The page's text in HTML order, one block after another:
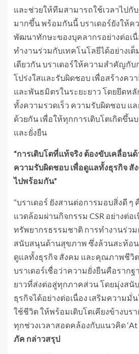
และช่วยให้ทีมสามารถใช้เวลาไป
มากขึ้น พร้อมกันนี้ บราเดอร์ยังให้
พัฒนาทักษะของบุคลากรอย่างต่อเนื่
ทำงานร่วมกับเทคโนโลยีได้อย่างเ
เดียวกัน บราเดอร์ให้ความสำคัญกับ
โปร่งใสและรับผิดชอบ เพื่อสร้างคว
และพันธมิตรในระยะยาว โดยยึดห
ทั้งความรวดเร็ว ความรับผิดชอบ แล
ด้วยกัน เพื่อให้ทุกการเติบโตเกิดขึ้
และยั่งยืน
“การเติบโตที่แท้จริง ต้องขับเคลื่อน
ความรับผิดชอบ เพื่อดูแลทั้งธุรกิจ
ไปพร้อมกัน”
“บราเดอร์ ยังสานต่อการมอบสิ่งดี
แวดล้อมผ่านกิจกรรม CSR อย่างต่อ
ทรัพยากรธรรมชาติ การทำงานร่ว
สนับสนุนด้านสุขภาพ ซึ่งล้วนสะท้อ
ดูแลทั้งธุรกิจ สังคม และคุณภาพชีวิ
บราเดอร์เชื่อว่าความยั่งยืนคือราก
ยาวที่ส่งต่อสู่ทุกภาคส่วน โดยมุ่งสนั
ธุรกิจได้อย่างต่อเนื่อง เสริมความมั่
ใช้ชีวิต ให้พร้อมเติบโตเคียงข้างบร
ทุกช่วงเวลาสอดคล้องกับแนวคิด ‘At
ภัค กล่าวสรุป